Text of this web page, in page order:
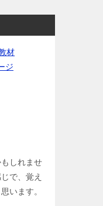
材
ジ
しれませ
で、覚え
います。